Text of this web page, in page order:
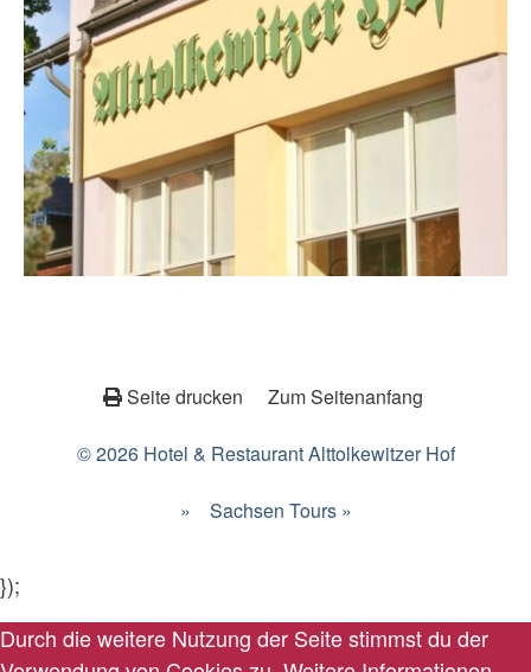
Seite drucken Zum Seitenanfang
© 2026 Hotel & Restaurant Alttolkewitzer Hof
» Sachsen Tours »
});
Durch die weitere Nutzung der Seite stimmst du der